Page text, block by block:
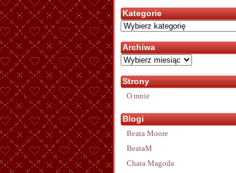
Kategorie
Kategorie
Archiwa
Archiwa
Strony
O mnie
Blogi
Beata Moore
BeataM
Chata Magoda